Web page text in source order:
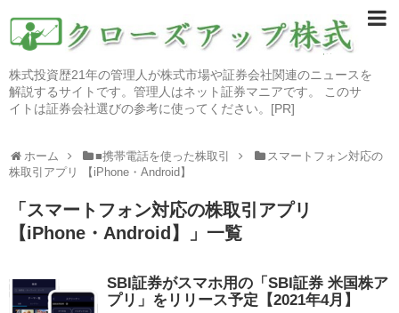
株式投資歴21年の管理人が株式市場や証券会社関連のニュースを
解説するサイトです。管理人はネット証券マニアです。 このサ
イトは証券会社選びの参考に使ってください。[PR]
ホーム ■携帯電話を使った株取引
スマートフォン対応の
株取引アプリ 【iPhone・Android】
「 スマートフォン対応の株取引アプリ
【iPhone・Android】
」 一覧
SBI証券がスマホ用の「SBI証券 米国株ア
プリ」をリリース予定【2021年4月】